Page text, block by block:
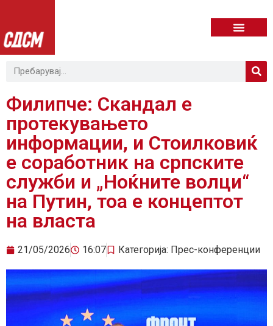
Филипче: Скандал е
протекувањето
информации, и Стоилковиќ
е соработник на српските
служби и „Ноќните волци“
на Путин, тоа е концептот
на власта
21/05/2026 16:07 Категорија: Прес-конференции